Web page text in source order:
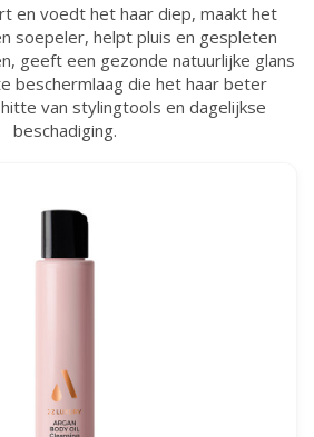
en voedt het haar diep, maakt het
soepeler, helpt pluis en gespleten
geeft een gezonde natuurlijke glans
beschermlaag die het haar beter
van stylingtools en dagelijkse
beschadiging.